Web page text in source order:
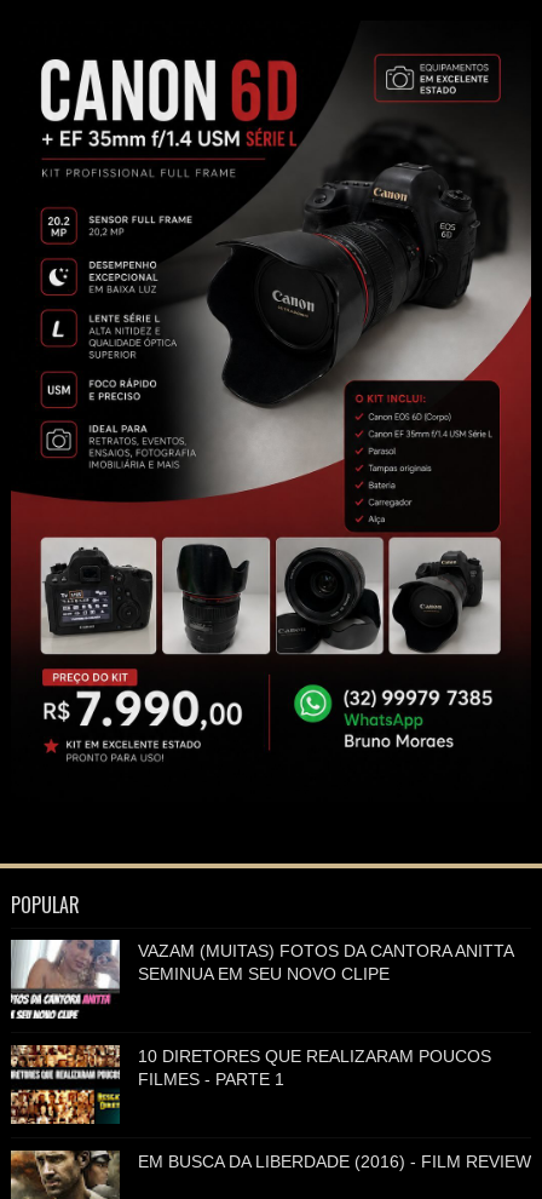
POPULAR
VAZAM (MUITAS) FOTOS DA CANTORA ANITTA
SEMINUA EM SEU NOVO CLIPE
10 DIRETORES QUE REALIZARAM POUCOS
FILMES - PARTE 1
EM BUSCA DA LIBERDADE (2016) - FILM REVIEW